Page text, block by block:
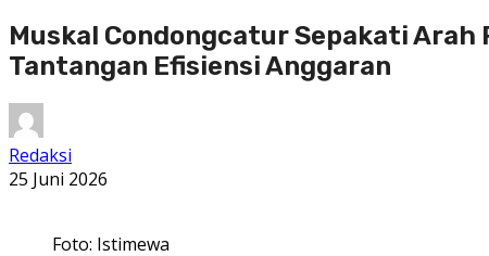
Muskal Condongcatur Sepakati Arah
Tantangan Efisiensi Anggaran
Redaksi
25 Juni 2026
Foto: Istimewa